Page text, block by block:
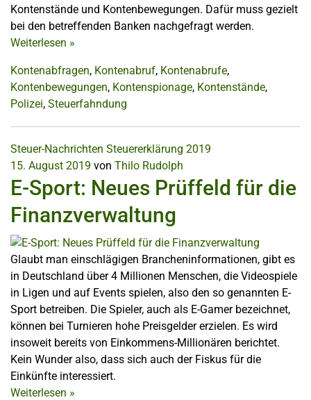
Kontenstände und Kontenbewegungen. Dafür muss gezielt
bei den betreffenden Banken nachgefragt werden.
Weiterlesen »
Kontenabfragen, Kontenabruf, Kontenabrufe,
Kontenbewegungen, Kontenspionage, Kontenstände,
Polizei, Steuerfahndung
Steuer-Nachrichten Steuererklärung 2019
15. August 2019 von Thilo Rudolph
E-Sport: Neues Prüffeld für die
Finanzverwaltung
Glaubt man einschlägigen Brancheninformationen, gibt es
in Deutschland über 4 Millionen Menschen, die Videospiele
in Ligen und auf Events spielen, also den so genannten E-
Sport betreiben. Die Spieler, auch als E-Gamer bezeichnet,
können bei Turnieren hohe Preisgelder erzielen. Es wird
insoweit bereits von Einkommens-Millionären berichtet.
Kein Wunder also, dass sich auch der Fiskus für die
Einkünfte interessiert.
Weiterlesen »